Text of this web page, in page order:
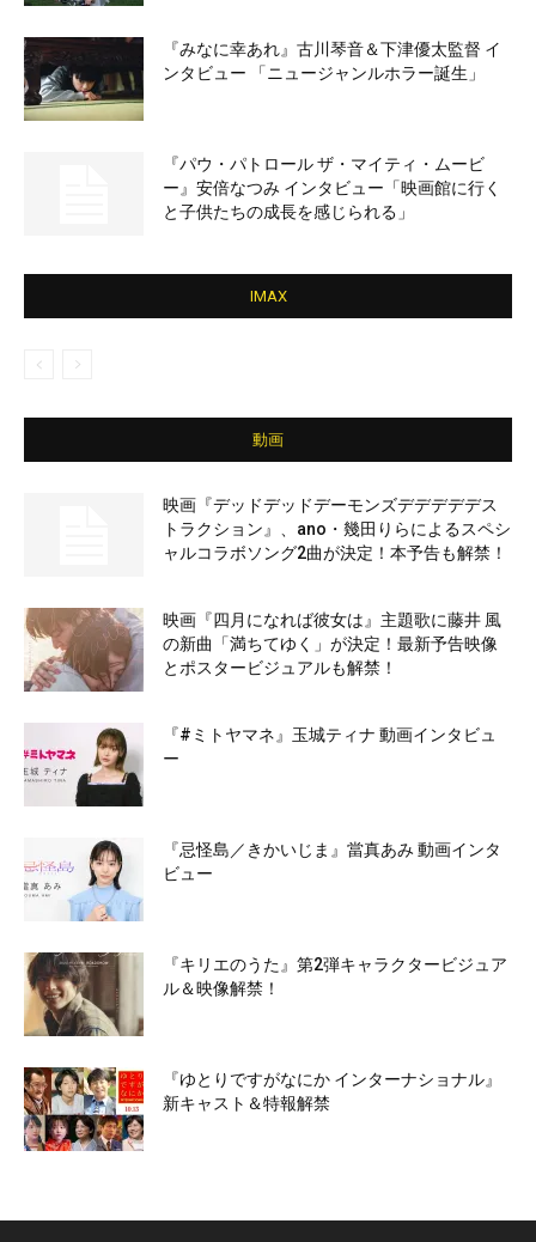
『みなに幸あれ』古川琴音＆下津優太監督 イ
ンタビュー 「ニュージャンルホラー誕生」
『パウ・パトロール ザ・マイティ・ムービ
ー』安倍なつみ インタビュー「映画館に行く
と子供たちの成長を感じられる」
IMAX
動画
映画『デッドデッドデーモンズデデデデデス
トラクション』、ano・幾田りらによるスペシ
ャルコラボソング2曲が決定！本予告も解禁！
映画『四月になれば彼女は』主題歌に藤井 風
の新曲「満ちてゆく」が決定！最新予告映像
とポスタービジュアルも解禁！
『#ミトヤマネ』玉城ティナ 動画インタビュ
ー
『忌怪島／きかいじま』當真あみ 動画インタ
ビュー
『キリエのうた』第2弾キャラクタービジュア
ル＆映像解禁！
『ゆとりですがなにか インターナショナル』
新キャスト＆特報解禁